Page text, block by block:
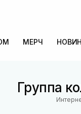
МЕРЧ
Группа